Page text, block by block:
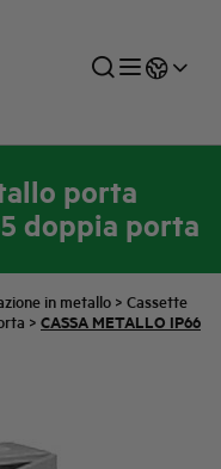
porta
doppia porta
in metallo > Cassette
> CASSA METALLO IP66